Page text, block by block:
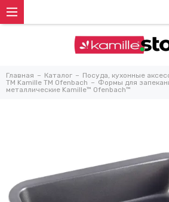
Главная Каталог
Посуда, кухонные
TM Kamille TM Ofenbach
Формы для
металлические Kamille™ Ofenbach™